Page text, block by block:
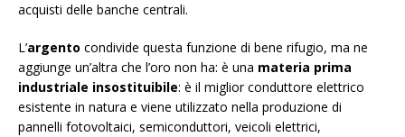
acquisti delle banche centrali.
L’argento condivide questa funzione di bene rifugio, ma ne
aggiunge un’altra che l’oro non ha: è una materia prima
industriale insostituibile: è il miglior conduttore elettrico
esistente in natura e viene utilizzato nella produzione di
pannelli fotovoltaici, semiconduttori, veicoli elettrici,